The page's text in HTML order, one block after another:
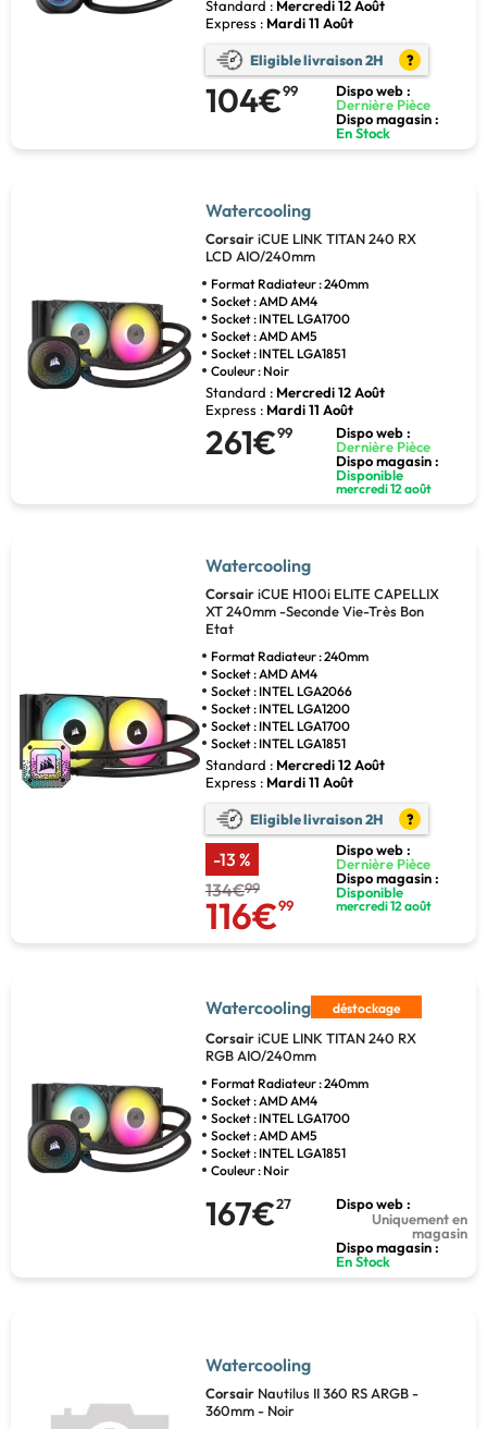
Standard : Mercredi 12 Août
Express : Mardi 11 Août
Eligible livraison 2H ?
104€99
Dispo web :
Dernière Pièce
Dispo magasin :
En Stock
Watercooling
CorsairiCUE LINK TITAN 240 RX
LCD AIO/240mm
Format Radiateur : 240mm
Socket : AMD AM4
Socket : INTEL LGA1700
Socket : AMD AM5
Socket : INTEL LGA1851
Couleur : Noir
Standard : Mercredi 12 Août
Express : Mardi 11 Août
261€99
Dispo web :
Dernière Pièce
Dispo magasin :
Disponible
mercredi 12 août
Watercooling
CorsairiCUE H100i ELITE CAPELLIX
XT 240mm -Seconde Vie-Très Bon
Etat
Format Radiateur : 240mm
Socket : AMD AM4
Socket : INTEL LGA2066
Socket : INTEL LGA1200
Socket : INTEL LGA1700
Socket : INTEL LGA1851
Standard : Mercredi 12 Août
Express : Mardi 11 Août
Eligible livraison 2H ?
-13 %
134€99
116€99
Dispo web :
Dernière Pièce
Dispo magasin :
Disponible
mercredi 12 août
Watercooling déstockage
CorsairiCUE LINK TITAN 240 RX
RGB AIO/240mm
Format Radiateur : 240mm
Socket : AMD AM4
Socket : INTEL LGA1700
Socket : AMD AM5
Socket : INTEL LGA1851
Couleur : Noir
167€27
Dispo web :
Uniquement en
magasin
Dispo magasin :
En Stock
Watercooling
Corsair Nautilus II 360 RS ARGB -
360mm - Noir